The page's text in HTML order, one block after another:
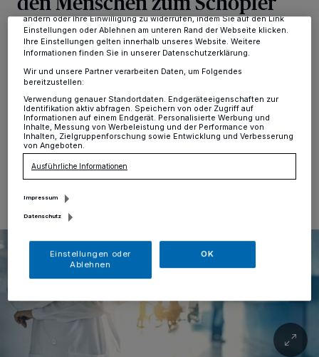
seiner selbst?
der Gentechnologie haben sich die Aussichten
Krankheiten besiegen zu können.
06.02.2024 , 15:32 Uhr
dieses Menü jederzeit wieder aufrufen, um Ihre Einstellungen zu
ändern oder Ihre Einwilligung zu widerrufen, indem Sie auf den Link
Einstellungen oder Ablehnen am unteren Rand der Webseite klicken.
Ihre Einstellungen gelten innerhalb unseres Website. Weitere
Informationen finden Sie in unserer Datenschutzerklärung.
Wir und unsere Partner verarbeiten Daten, um Folgendes
bereitzustellen:
Verwendung genauer Standortdaten. Endgeräteeigenschaften zur
Identifikation aktiv abfragen. Speichern von oder Zugriff auf
Informationen auf einem Endgerät. Personalisierte Werbung und
Inhalte, Messung von Werbeleistung und der Performance von
Inhalten, Zielgruppenforschung sowie Entwicklung und Verbesserung
von Angeboten.
Ausführliche Informationen
Impressum
Datenschutz
Einstellungen oder
Ablehnen
OK